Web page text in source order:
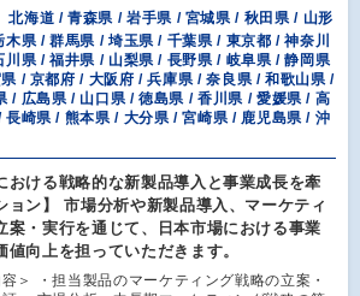
北海道 / 青森県 / 岩手県 / 宮城県 / 秋田県 / 山形
県 / 群馬県 / 埼玉県 / 千葉県 / 東京都 / 神奈川
川県 / 福井県 / 山梨県 / 長野県 / 岐阜県 / 静岡県
/ 京都府 / 大阪府 / 兵庫県 / 奈良県 / 和歌山県 /
/ 広島県 / 山口県 / 徳島県 / 香川県 / 愛媛県 / 高
崎県 / 熊本県 / 大分県 / 宮崎県 / 鹿児島県 / 沖
おける戦略的な新製品導入と事業成長を牽
ョン】 市場分析や新製品導入、マーケティ
案・実行を通じて、日本市場における事業
値向上を担っていただきます。
＞ ・担当製品のマーケティング戦略の立案・